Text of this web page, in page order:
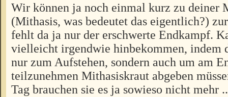
Wir können ja noch einmal kurz zu deiner
(Mithasis, was bedeutet das eigentlich?)
fehlt da ja nur der erschwerte Endkampf.
vielleicht irgendwie hinbekommen, indem
nur zum Aufstehen, sondern auch um am
teilzunehmen Mithasiskraut abgeben
Tag brauchen sie es ja sowieso nicht mehr